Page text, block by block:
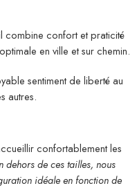
combine confort et praticité
en ville et sur chemin.
sentiment de liberté au
autres.
confortablement les
dehors de ces tailles, nous
idéale en fonction de